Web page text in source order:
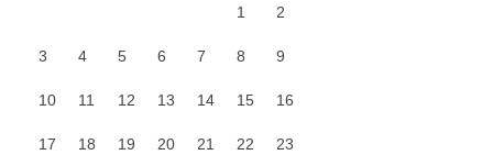
1 2
3 4 5 6 7 8 9
10 11 12 13 14 15 16
17 18 19 20 21 22 23